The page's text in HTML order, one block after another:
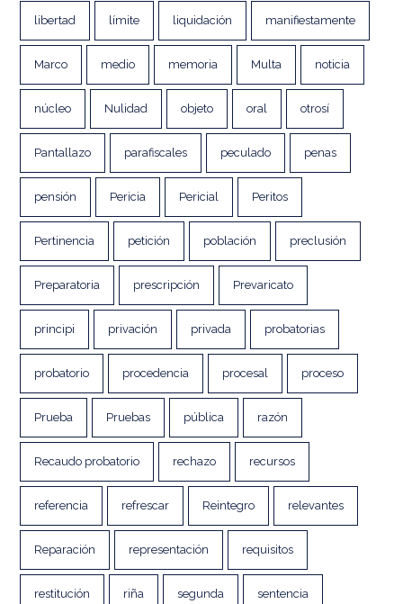
libertad límite liquidación manifiestamente
Marco medio memoria Multa noticia
núcleo Nulidad objeto oral otrosí
Pantallazo parafiscales peculado penas
pensión Pericia Pericial Peritos
Pertinencia petición población preclusión
Preparatoria prescripción Prevaricato
principi privación privada probatorias
probatorio procedencia procesal proceso
Prueba Pruebas pública razón
Recaudo probatorio rechazo recursos
referencia refrescar Reintegro relevantes
Reparación representación requisitos
restitución riña segunda sentencia